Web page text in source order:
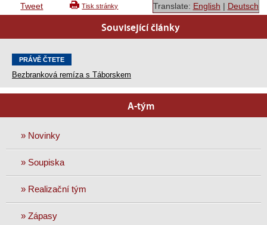
Tweet Tisk stránky Translate: English | Deutsch
Související články
PRÁVĚ ČTETE
Bezbranková remíza s Táborskem
A-tým
» Novinky
» Soupiska
» Realizační tým
» Zápasy